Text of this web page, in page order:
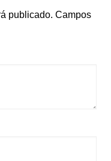
publicado. Campos